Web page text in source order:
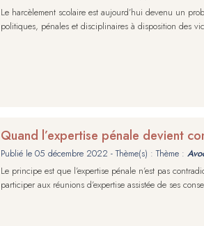
Le harcèlement scolaire est aujourd’hui devenu un
politiques, pénales et disciplinaires à disposition des
Quand l’expertise pénale devient
Publié le 05 décembre 2022 - Thème(s) : Thème :
Le principe est que l’expertise pénale n’est pas
participer aux réunions d’expertise assistée de ses